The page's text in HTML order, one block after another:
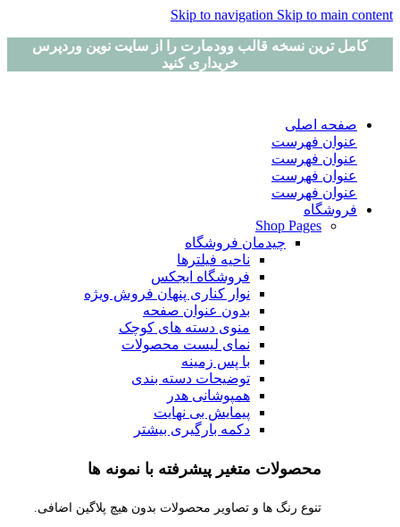
Skip to navigation Skip to main content
کامل ترین نسخه قالب وودمارت را از سایت نوین وردپرس
خریداری کنید
صفحه اصلی
عنوان فهرست
عنوان فهرست
عنوان فهرست
عنوان فهرست
فروشگاه
Shop Pages
چیدمان فروشگاه
ناحیه فیلترها
فروشگاه ایجکس
نوار کناری پنهان فروش ویژه
بدون عنوان صفحه
منوی دسته های کوچک
نمای لیست محصولات
با پس زمینه
توضیحات دسته بندی
همپوشانی هدر
پیمایش بی نهایت
دکمه بارگیری بیشتر
محصولات متغیر پیشرفته با نمونه ها
تنوع رنگ ها و تصاویر محصولات بدون هیچ پلاگین اضافی.